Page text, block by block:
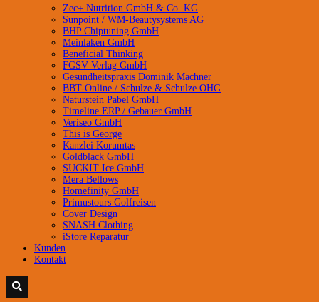
Zec+ Nutrition GmbH & Co. KG
Sunpoint / WM-Beautysystems AG
BHP Chiptuning GmbH
Meinlaken GmbH
Beneficial Thinking
FGSV Verlag GmbH
Gesundheitspraxis Dominik Machner
BBT-Online / Schulze & Schulze OHG
Naturstein Pabel GmbH
Timeline ERP / Gebauer GmbH
Veriseo GmbH
This is George
Kanzlei Korumtas
Goldblack GmbH
SUCKIT Ice GmbH
Mera Bellows
Homefinity GmbH
Primustours Golfreisen
Cover Design
SNASH Clothing
iStore Reparatur
Kunden
Kontakt